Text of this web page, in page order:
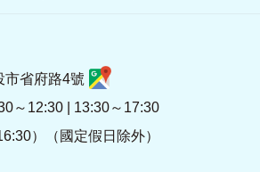
市省府路4號
～12:30 | 13:30～17:30
）（國定假日除外）